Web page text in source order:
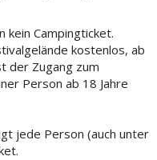
kein Campingticket.
kostenlos, ab
der Zugang zum
Person ab 18 Jahre
jede Person (auch unter